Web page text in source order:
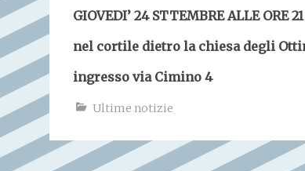
GIOVEDI’ 24 STTEMBRE ALLE ORE 21
nel cortile dietro la chiesa degli
ingresso via Cimino 4
Ultime notizie